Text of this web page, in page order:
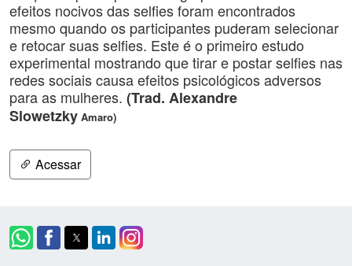
efeitos nocivos das selfies foram encontrados
mesmo quando os participantes puderam selecionar
e retocar suas selfies. Este é o primeiro estudo
experimental mostrando que tirar e postar selfies nas
redes sociais causa efeitos psicológicos adversos
para as mulheres. (Trad. Alexandre
Slowetzky Amaro)
Acessar